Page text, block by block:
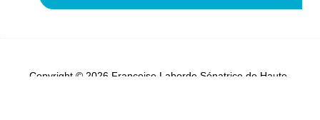
Copyright © 2026 Françoise Laborde Sénatrice de Haute-